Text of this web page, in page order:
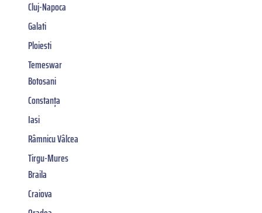
Cluj-Napoca
Galati
Ploiesti
Temeswar
Botosani
Constanța
Iasi
Râmnicu Vâlcea
Tirgu-Mures
Braila
Craiova